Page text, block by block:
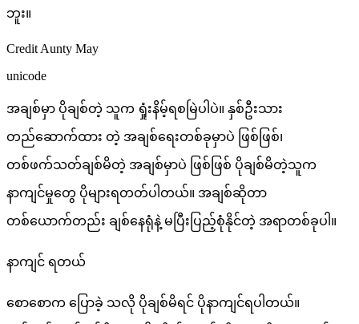
ဘူး။
Credit Aunty May
unicode
အချစ်မှာ ပိုချစ်တဲ့ သူက ရှုံးနိမ့်ရစမြဲပါပဲ။ နှစ်ဦးသား
တည်ဆောက်ထား တဲ့ အချစ်ရေးတစ်ခုမှာပဲ ဖြစ်ဖြစ်၊
တစ်ဖက်သတ်ချစ်မိတဲ့ အချစ်မှာပဲ ဖြစ်ဖြစ် ပိုချစ်မိတဲ့သူက
နာကျင်မှုတွေ ပိုများရတတ်ပါတယ်။ အချစ်ဆိုတာ
တစ်ယောက်တည်း ချစ်နေရုံနဲ့ မပြီးပြည့်စုံနိုင်တဲ့ အရာတစ်ခုပါ။
နာကျင် ရတယ်
စောစောက ပြောခဲ့ သလို ပိုချစ်မိရင် ပိုနာကျင်ရပါတယ်။